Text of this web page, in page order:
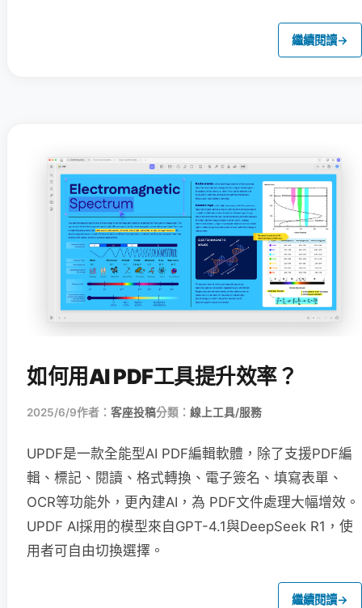
繼續閱讀→
如何用AI PDF工具提升效率？
2025/6/9作者： 客座投稿分類： 線上工具/服務
UPDF是一款全能型AI PDF編輯軟體，除了支援PDF編
輯、標記、閱讀、格式轉換、電子簽名、填寫表單、
OCR等功能外，更內建AI，為 PDF文件處理大幅增效。
UPDF AI採用的模型來自GPT-4.1與DeepSeek R1，使
用者可自由切換選擇。
繼續閱讀→